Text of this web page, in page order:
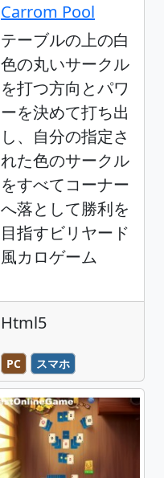
Carrom Pool
テーブルの上の白
色の丸いサークル
を打つ方向とパワ
ーを決めて打ち出
し、自分の指定さ
れた色のサークル
をすべてコーナー
へ落として勝利を
目指すビリヤード
風カロゲーム
Html5
PC スマホ